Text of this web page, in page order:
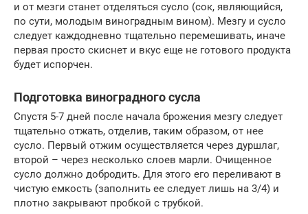
и от мезги станет отделяться сусло (сок, являющийся,
по сути, молодым виноградным вином). Мезгу и сусло
следует каждодневно тщательно перемешивать, иначе
первая просто скиснет и вкус еще не готового продукта
будет испорчен.
Подготовка виноградного сусла
Спустя 5-7 дней после начала брожения мезгу следует
тщательно отжать, отделив, таким образом, от нее
сусло. Первый отжим осуществляется через дуршлаг,
второй – через несколько слоев марли. Очищенное
сусло должно добродить. Для этого его переливают в
чистую емкость (заполнить ее следует лишь на 3/4) и
плотно закрывают пробкой с трубкой.